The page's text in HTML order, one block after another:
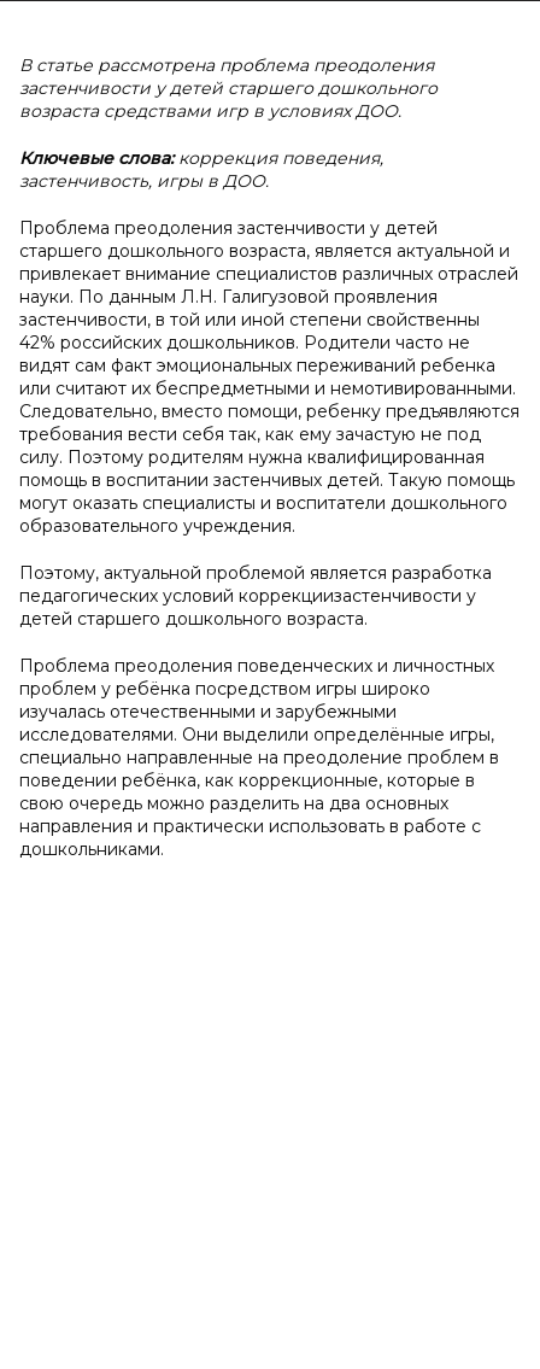
В статье рассмотрена проблема преодоления
застенчивости у детей старшего дошкольного
возраста средствами игр в условиях ДОО.
Ключевые слова:коррекция поведения,
застенчивость, игры в ДОО.
Проблема преодоления застенчивости у детей
старшего дошкольного возраста, является актуальной и
привлекает внимание специалистов различных отраслей
науки. По данным Л.Н. Галигузовой проявления
застенчивости, в той или иной степени свойственны
42% российских дошкольников. Родители часто не
видят сам факт эмоциональных переживаний ребенка
или считают их беспредметными и немотивированными.
Следовательно, вместо помощи, ребенку предъявляются
требования вести себя так, как ему зачастую не под
силу. Поэтому родителям нужна квалифицированная
помощь в воспитании застенчивых детей. Такую помощь
могут оказать специалисты и воспитатели дошкольного
образовательного учреждения.
Поэтому, актуальной проблемой является разработка
педагогических условий коррекциизастенчивости у
детей старшего дошкольного возраста.
Проблема преодоления поведенческих и личностных
проблем у ребёнка посредством игры широко
изучалась отечественными и зарубежными
исследователями. Они выделили определённые игры,
специально направленные на преодоление проблем в
поведении ребёнка, как коррекционные, которые в
свою очередь можно разделить на два основных
направления и практически использовать в работе с
дошкольниками.